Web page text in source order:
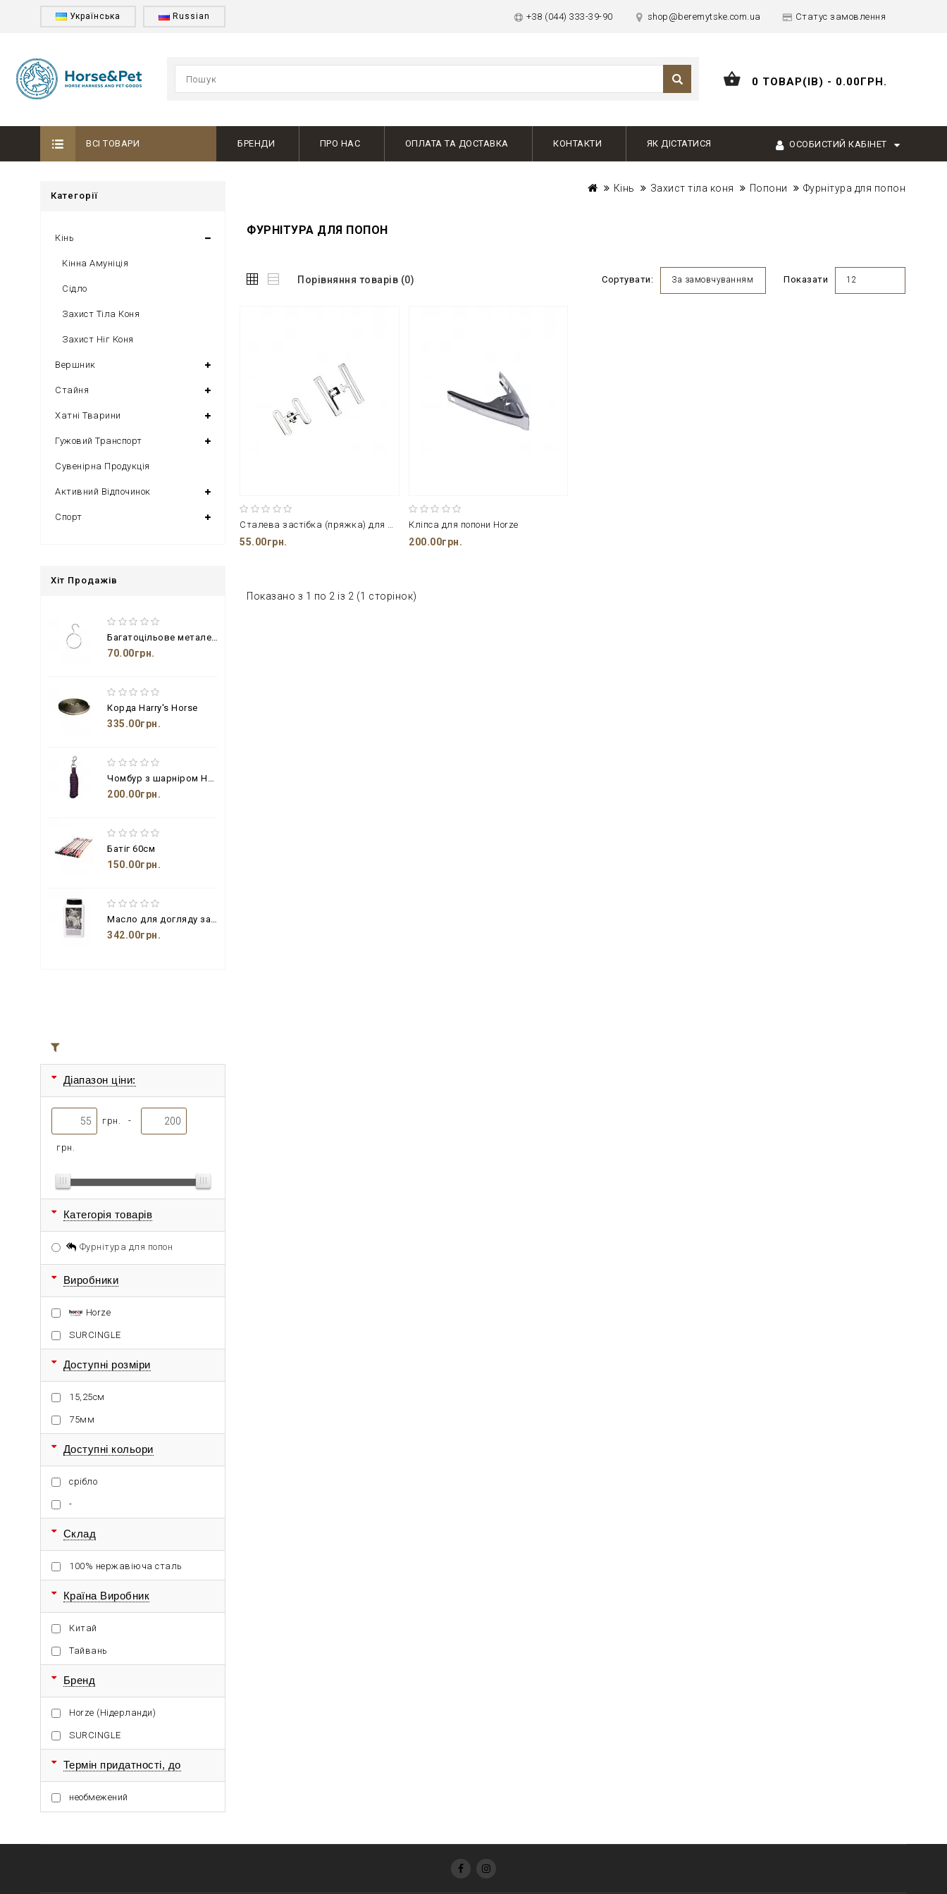
Українська Russian +38 (044) 333-39-90 shop@beremytske.com.ua Статус замовлення
0 ТОВАР(ІВ) - 0.00ГРН.
ВСІ ТОВАРИ БРЕНДИ ПРО НАС ОПЛАТА ТА ДОСТАВКА КОНТАКТИ ЯК ДІСТАТИСЯ ОСОБИСТИЙ КАБІНЕТ
Категорії
Кінь
Кінна Амуніція
Сідло
Захист Тіла Коня
Захист Ніг Коня
Вершник
Стайня
Хатні Тварини
Гужовий Транспорт
Сувенірна Продукція
Активний Відпочинок
Спорт
Хіт Продажів
Багатоцільове металеве кільце з гачком
70.00грн.
Корда Harry's Horse
335.00грн.
Чомбур з шарніром Harry's Horse
200.00грн.
Батіг 60см
150.00грн.
Масло для догляду за шкіряними виробами з бджолиним воском і пензлем
342.00грн.
Діапазон ціни:
грн. -
грн.
Категорія товарів
Фурнітура для попон
Виробники
Horze
SURCINGLE
Доступні розміри
15,25см
75мм
Доступні кольори
срібло
-
Склад
100% нержавіюча сталь
Країна Виробник
Китай
Тайвань
Бренд
Horze (Нідерланди)
SURCINGLE
Термін придатності, до
необмежений
Кінь Захист тіла коня Попони Фурнітура для попон
ФУРНІТУРА ДЛЯ ПОПОН
Порівняння товарів (0) Сортувати: За замовчуванням Показати 12
Сталева застібка (пряжка) для ременя розміром 75 мм від фірми SURCINGLE
55.00грн.
Кліпса для попони Horze
200.00грн.
Показано з 1 по 2 із 2 (1 сторінок)